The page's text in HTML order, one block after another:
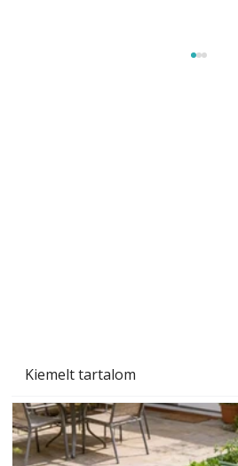
Kiemelt tartalom